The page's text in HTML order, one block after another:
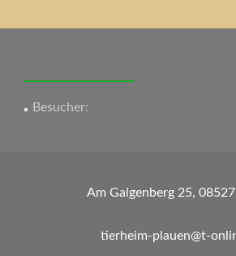
Navigation
Besucher:
Am Galgenberg 25,
tierheim-plauen@t-